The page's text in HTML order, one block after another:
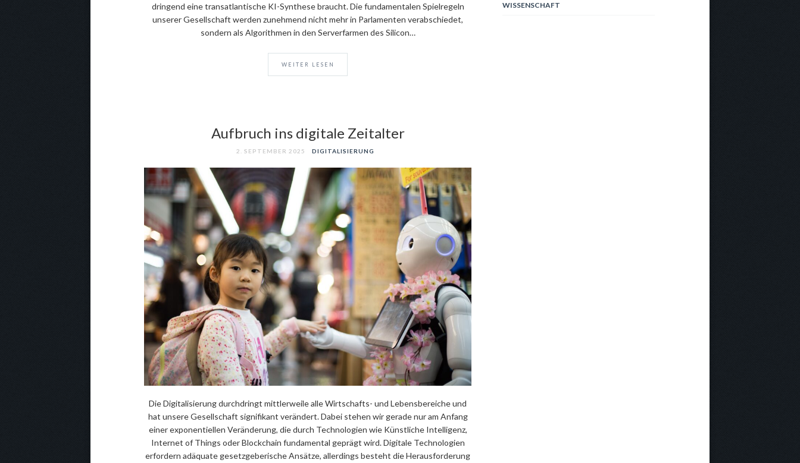
dringend eine transatlantische KI-Synthese braucht. Die fundamentalen Spielregeln
unserer Gesellschaft werden zunehmend nicht mehr in Parlamenten verabschiedet,
sondern als Algorithmen in den Serverfarmen des Silicon…
WEITER LESEN
Aufbruch ins digitale Zeitalter
2. SEPTEMBER 2025 DIGITALISIERUNG
Die Digitalisierung durchdringt mittlerweile alle Wirtschafts- und Lebensbereiche und
hat unsere Gesellschaft signifikant verändert. Dabei stehen wir gerade nur am Anfang
einer exponentiellen Veränderung, die durch Technologien wie Künstliche Intelligenz,
Internet of Things oder Blockchain fundamental geprägt wird. Digitale Technologien
erfordern adäquate gesetzgeberische Ansätze, allerdings besteht die Herausforderung
WISSENSCHAFT